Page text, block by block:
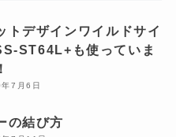
トデザインワイルドサイ
ST64L+も使っていま
7月6日
の結び方